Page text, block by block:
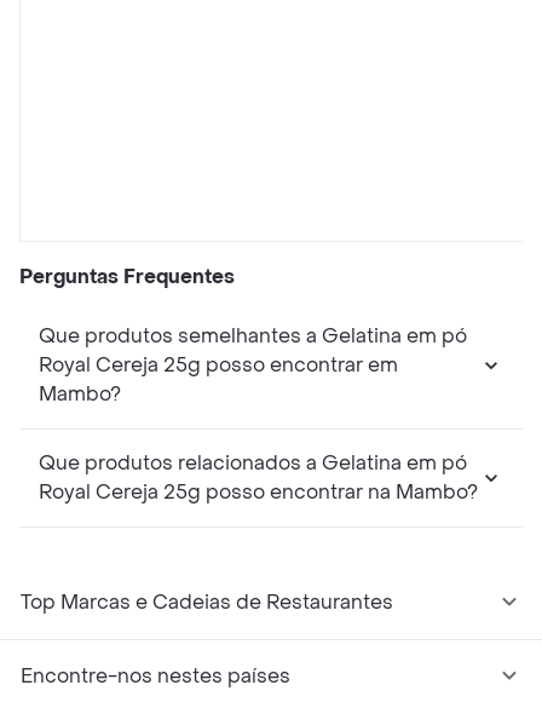
Perguntas Frequentes
Que produtos semelhantes a Gelatina em pó
Royal Cereja 25g posso encontrar em
Mambo?
Que produtos relacionados a Gelatina em pó
Royal Cereja 25g posso encontrar na Mambo?
Top Marcas e Cadeias de Restaurantes
Encontre-nos nestes países